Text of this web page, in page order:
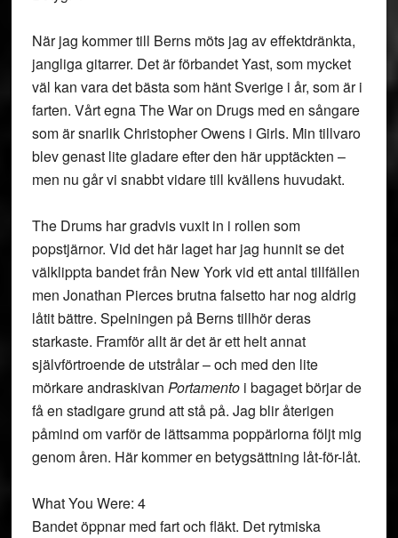
När jag kommer till Berns möts jag av effektdränkta,
jangliga gitarrer. Det är förbandet Yast, som mycket
väl kan vara det bästa som hänt Sverige i år, som är i
farten. Vårt egna The War on Drugs med en sångare
som är snarlik Christopher Owens i Girls. Min tillvaro
blev genast lite gladare efter den här upptäckten –
men nu går vi snabbt vidare till kvällens huvudakt.
The Drums har gradvis vuxit in i rollen som
popstjärnor. Vid det här laget har jag hunnit se det
välklippta bandet från New York vid ett antal tillfällen
men Jonathan Pierces brutna falsetto har nog aldrig
låtit bättre. Spelningen på Berns tillhör deras
starkaste. Framför allt är det är ett helt annat
självförtroende de utstrålar – och med den lite
mörkare andraskivan Portamentoi bagaget börjar de
få en stadigare grund att stå på. Jag blir återigen
påmind om varför de lättsamma poppärlorna följt mig
genom åren. Här kommer en betygsättning låt-för-låt.
What You Were: 4
Bandet öppnar med fart och fläkt. Det rytmiska